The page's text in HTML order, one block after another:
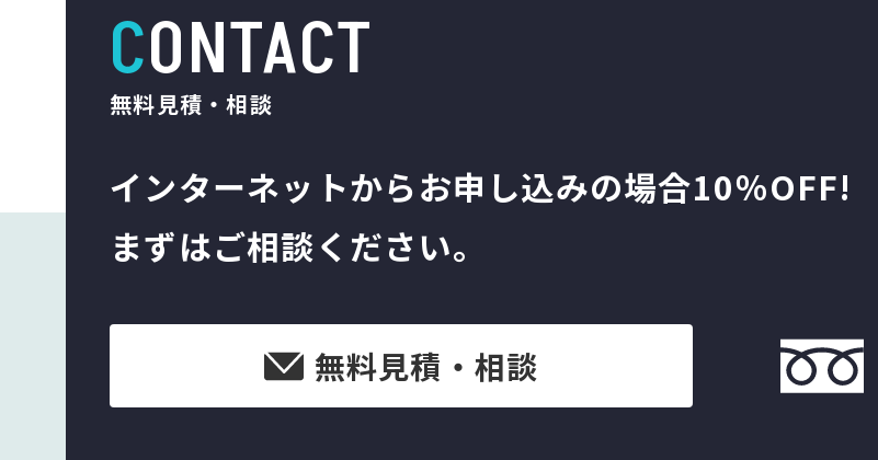
CONTACT
無料見積・相談
インターネットからお申し込みの場合10％OFF!
まずはご相談ください。
無料見積・相談